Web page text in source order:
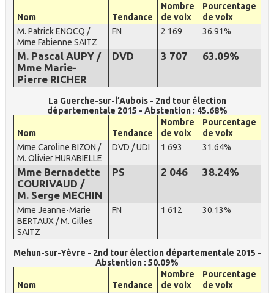
Nom Tendance
Nombre
de voix
Pourcentage
de voix
M. Patrick ENOCQ /
Mme Fabienne SAITZ
FN 2 169 36.91%
M. Pascal AUPY /
Mme Marie-
Pierre RICHER
DVD 3 707 63.09%
La Guerche-sur-l’Aubois - 2nd tour élection
départementale 2015 - Abstention : 45.68%
Nom Tendance
Nombre
de voix
Pourcentage
de voix
Mme Caroline BIZON /
M. Olivier HURABIELLE
DVD / UDI 1 693 31.64%
Mme Bernadette
COURIVAUD /
M. Serge MECHIN
PS 2 046 38.24%
Mme Jeanne-Marie
BERTAUX / M. Gilles
SAITZ
FN 1 612 30.13%
Mehun-sur-Yèvre - 2nd tour élection départementale 2015 -
Abstention : 50.09%
Nom Tendance
Nombre
de voix
Pourcentage
de voix